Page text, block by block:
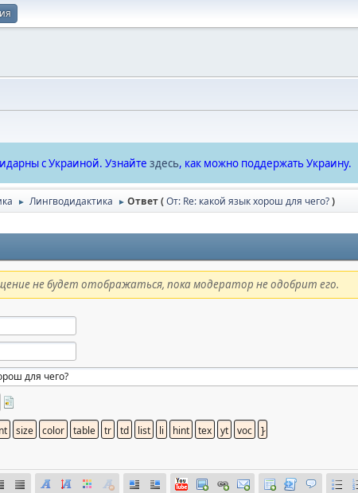
с Украиной. Узнайте здесь, как можно поддержать Украину.
► Лингводидактика ► Ответ (От: Re: какой язык хорош для чего?)
не будет отображаться, пока модератор не одобрит его.